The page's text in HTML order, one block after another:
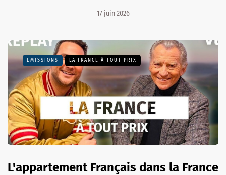
17 juin 2026
EMISSIONS LA FRANCE À TOUT PRIX
L'appartement Français dans la France